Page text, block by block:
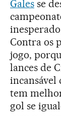
Galesse
Contra os
jogo,
lances de
incansável
tem
gol se